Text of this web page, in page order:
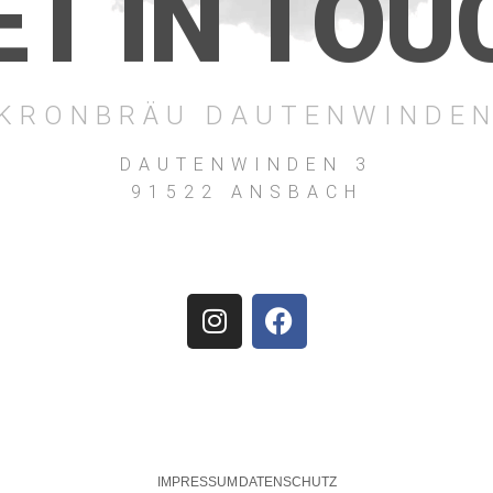
DAUTENWINDEN 3
91522 ANSBACH
IMPRESSUM DATENSCHUTZ